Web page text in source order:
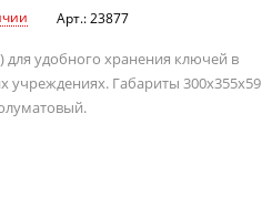
Арт.: 23877
удобного хранения ключей в
учреждениях. Габариты 300х355х59